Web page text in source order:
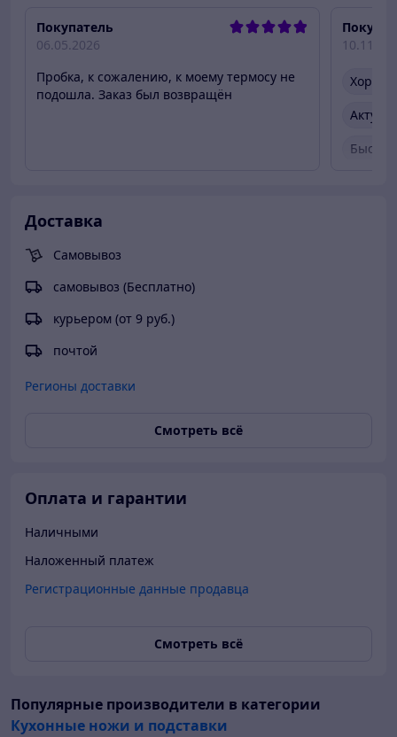
Покупатель
06.05.2026
Пробка, к сожалению, к моему термосу не
подошла. Заказ был возвращён
Доставка
Самовывоз
самовывоз (Бесплатно)
курьером (от 9 руб.)
почтой
Регионы доставки
Смотреть всё
Оплата и гарантии
Наличными
Наложенный платеж
Регистрационные данные продавца
Смотреть всё
Популярные производители в категории
Кухонные ножи и подставки